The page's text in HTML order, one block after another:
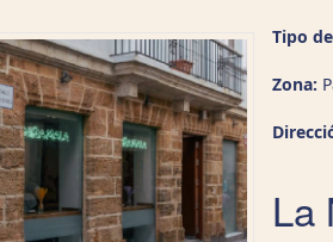
Tipo
Zona:
La